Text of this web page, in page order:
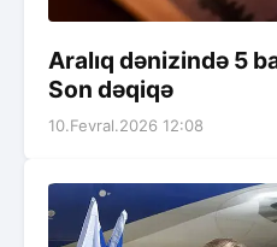
Aralıq dənizində 5
Son dəqiqə
10.Fevral.2026 12:08